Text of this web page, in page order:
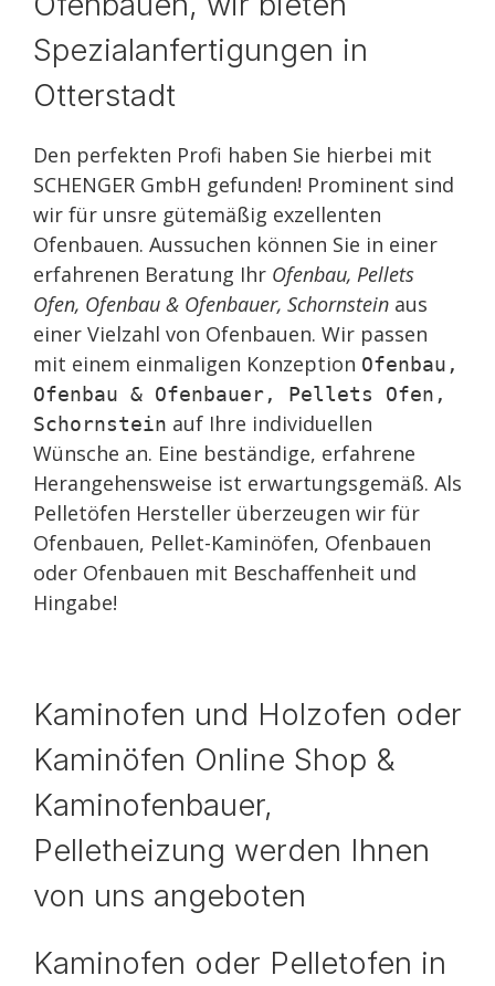
Spezialanfertigungen in
Otterstadt
Den perfekten Profi haben Sie hierbei mit
SCHENGER GmbH gefunden! Prominent sind
wir für unsre gütemäßig exzellenten
Ofenbauen. Aussuchen können Sie in einer
erfahrenen Beratung Ihr Ofenbau, Pellets
Ofen, Ofenbau & Ofenbauer, Schornstein aus
einer Vielzahl von Ofenbauen. Wir passen
mit einem einmaligen Konzeption Ofenbau,
Ofenbau & Ofenbauer, Pellets Ofen,
Schornstein auf Ihre individuellen
Wünsche an. Eine beständige, erfahrene
Herangehensweise ist erwartungsgemäß. Als
Pelletöfen Hersteller überzeugen wir für
Ofenbauen, Pellet-Kaminöfen, Ofenbauen
oder Ofenbauen mit Beschaffenheit und
Hingabe!
Kaminofen und Holzofen oder
Kaminöfen Online Shop &
Kaminofenbauer,
Pelletheizung werden Ihnen
von uns angeboten
Kaminofen oder Pelletofen in